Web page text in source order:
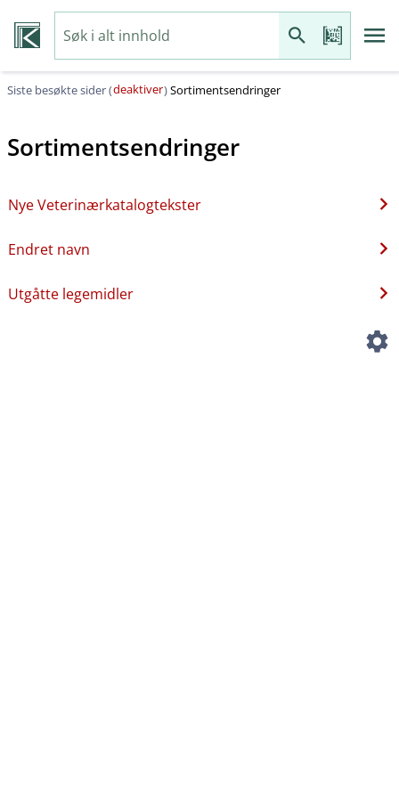
Siste besøkte sider (deaktiver)Sortimentsendringer
Sortimentsendringer
Nye Veterinærkatalogtekster
Endret navn
Utgåtte legemidler